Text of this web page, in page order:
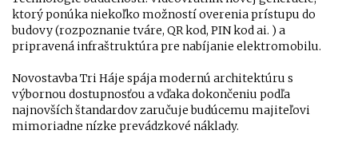
ktorý ponúka niekoľko možností overenia prístupu do
budovy (rozpoznanie tváre, QR kod, PIN kod ai. ) a
pripravená infraštruktúra pre nabíjanie elektromobilu.
Novostavba Tri Háje spája modernú architektúru s
výbornou dostupnosťou a vďaka dokončeniu podľa
najnovších štandardov zaručuje budúcemu majiteľovi
mimoriadne nízke prevádzkové náklady.